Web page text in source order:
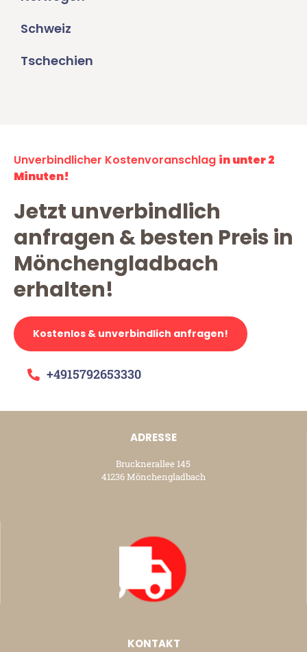
Schweiz
Tschechien
Unverbindlicher Kostenvoranschlag in unter 2
Minuten!
Jetzt unverbindlich
anfragen & besten Preis in
Mönchengladbach
erhalten!
Kostenlos & unverbindlich anfragen!
+4915792653330
ADRESSE
Brucknerallee 145
41236 Mönchengladbach
KONTAKT